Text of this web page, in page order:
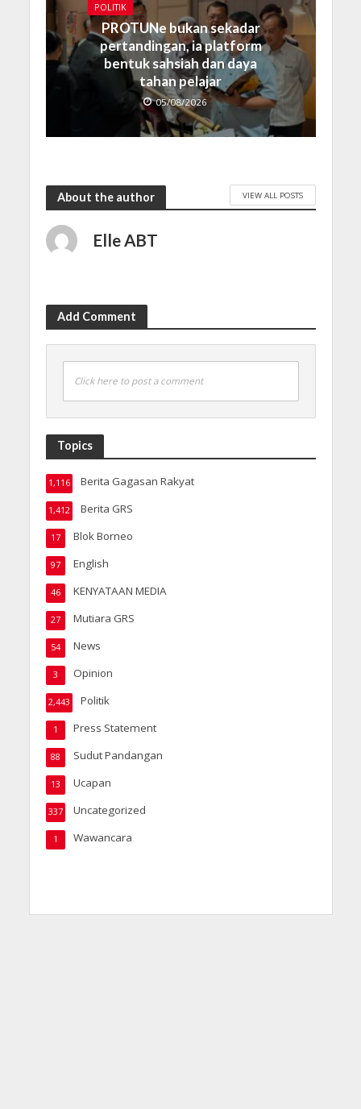
POLITIK
PROTUNe bukan sekadar
pertandingan, ia platform
bentuk sahsiah dan daya
tahan pelajar
05/08/2026
About the author VIEW ALL POSTS
Elle ABT
Add Comment
Click here to post a comment
Topics
Berita Gagasan Rakyat
1,116
Berita GRS
1,412
Blok Borneo
17
English
97
KENYATAAN MEDIA
46
Mutiara GRS
27
News
54
Opinion
3
Politik
2,443
Press Statement
1
Sudut Pandangan
88
Ucapan
13
Uncategorized
337
Wawancara
1